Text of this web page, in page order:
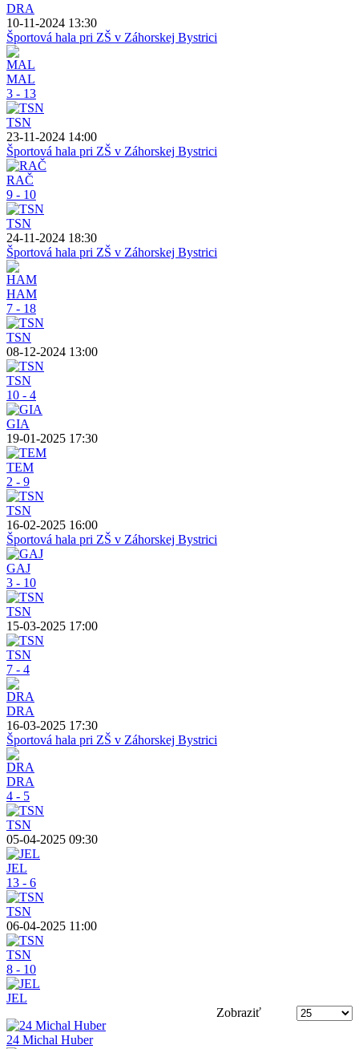
DRA
10-11-2024 13:30
Športová hala pri ZŠ v Záhorskej Bystrici
MAL
3 - 13
TSN
23-11-2024 14:00
Športová hala pri ZŠ v Záhorskej Bystrici
RAČ
9 - 10
TSN
24-11-2024 18:30
Športová hala pri ZŠ v Záhorskej Bystrici
HAM
7 - 18
TSN
08-12-2024 13:00
TSN
10 - 4
GIA
19-01-2025 17:30
TEM
2 - 9
TSN
16-02-2025 16:00
Športová hala pri ZŠ v Záhorskej Bystrici
GAJ
3 - 10
TSN
15-03-2025 17:00
TSN
7 - 4
DRA
16-03-2025 17:30
Športová hala pri ZŠ v Záhorskej Bystrici
DRA
4 - 5
TSN
05-04-2025 09:30
JEL
13 - 6
TSN
06-04-2025 11:00
TSN
8 - 10
JEL
Zobraziť
24 Michal Huber